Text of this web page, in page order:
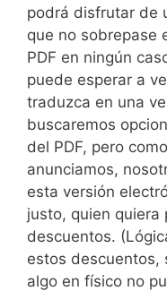
podrá disfrutar de
que no sobrepase
PDF en ningún
puede esperar a
traduzca en una
buscaremos
del PDF, pero
anunciamos,
esta versión
justo, quien
descuentos.
estos descuentos,
algo en físico no